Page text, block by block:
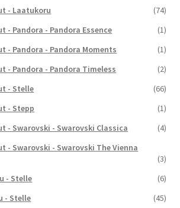
- Laatukoru
(74)
- Pandora - Pandora Essence
(1)
- Pandora - Pandora Moments
(1)
- Pandora - Pandora Timeless
(2)
- Stelle
(66)
- Stepp
(1)
- Swarovski - Swarovski Classica
(4)
- Swarovski - Swarovski The Vienna
(3)
- Stelle
(6)
- Stelle
(45)